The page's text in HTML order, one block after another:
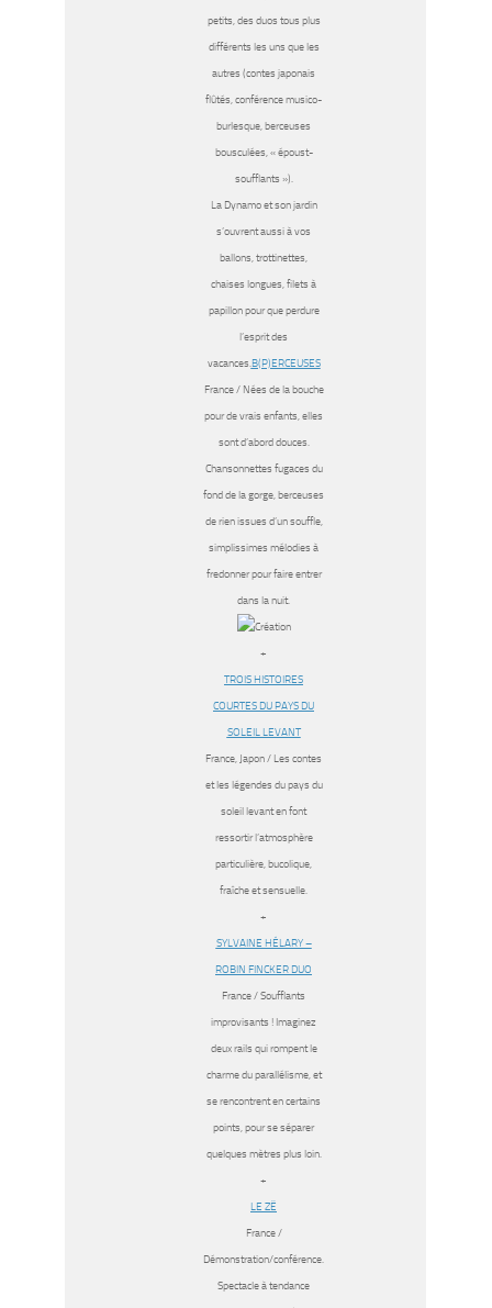
petits, des duos tous plus
différents les uns que les
autres (contes japonais
flûtés, conférence musico-
burlesque, berceuses
bousculées, « époust-
soufflants »).
La Dynamo et son jardin
s’ouvrent aussi à vos
ballons, trottinettes,
chaises longues, filets à
papillon pour que perdure
l’esprit des
vacances.B(P)ERCEUSES
France / Nées de la bouche
pour de vrais enfants, elles
sont d’abord douces.
Chansonnettes fugaces du
fond de la gorge, berceuses
de rien issues d’un souffle,
simplissimes mélodies à
fredonner pour faire entrer
dans la nuit.
+
TROIS HISTOIRES
COURTES DU PAYS DU
SOLEIL LEVANT
France, Japon / Les contes
et les légendes du pays du
soleil levant en font
ressortir l’atmosphère
particulière, bucolique,
fraîche et sensuelle.
+
SYLVAINE HÉLARY –
ROBIN FINCKER DUO
France / Soufflants
improvisants ! Imaginez
deux rails qui rompent le
charme du parallélisme, et
se rencontrent en certains
points, pour se séparer
quelques mètres plus loin.
+
LE ZË
France /
Démonstration/conférence.
Spectacle à tendance